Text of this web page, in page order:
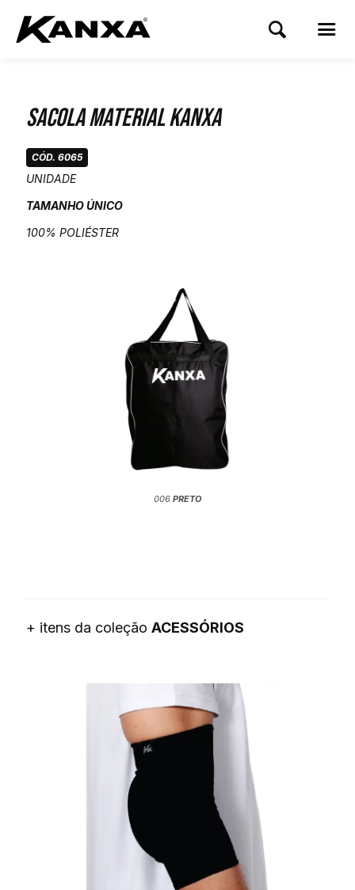
Sacola Material Kanxa
CÓD. 6065
UNIDADE
TAMANHO ÚNICO
100% POLIÉSTER
006 PRETO
+ itens da coleção ACESSÓRIOS